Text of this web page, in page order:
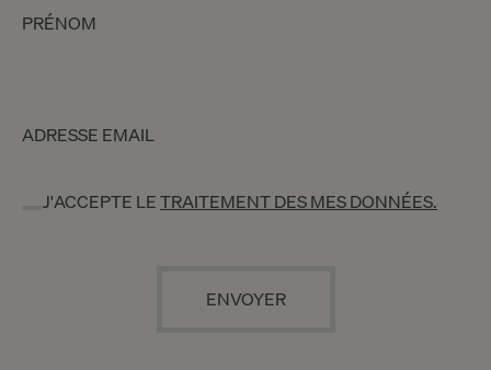
PRÉNOM
ADRESSE EMAIL
J'ACCEPTE LETRAITEMENT DES MES DONNÉES.